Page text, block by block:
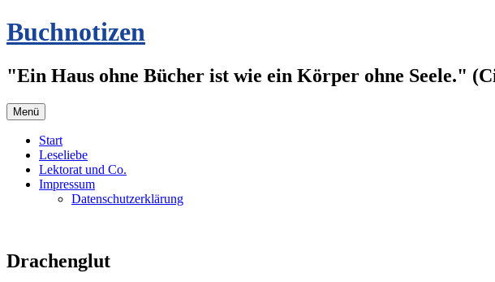
Zum
Inhalt
Buchnotizen
"Ein Haus ohne Bücher ist wie ein Körper ohne Seele."
Menü
Start
Leseliebe
Lektorat und Co.
Impressum
Datenschutzerklärung
Drachenglut